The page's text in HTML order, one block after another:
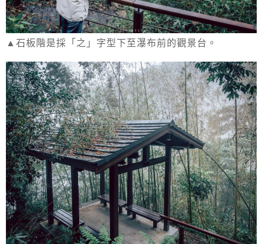
▲石板階是採「之」字型下至瀑布前的觀景台。